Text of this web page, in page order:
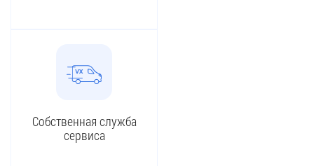
Собственная служба
сервиса